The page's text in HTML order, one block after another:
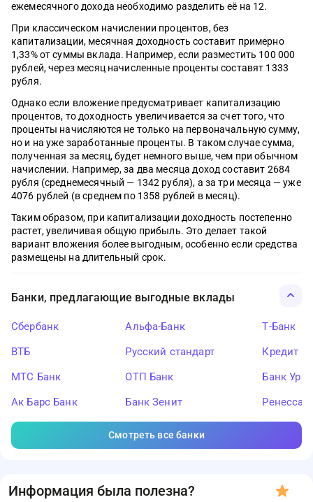
ежемесячного дохода необходимо разделить её на 12.
При классическом начислении процентов, без
капитализации, месячная доходность составит примерно
1,33% от суммы вклада. Например, если разместить 100 000
рублей, через месяц начисленные проценты составят 1333
рубля.
Однако если вложение предусматривает капитализацию
процентов, то доходность увеличивается за счет того, что
проценты начисляются не только на первоначальную сумму,
но и на уже заработанные проценты. В таком случае сумма,
полученная за месяц, будет немного выше, чем при обычном
начислении. Например, за два месяца доход составит 2684
рубля (среднемесячный — 1342 рубля), а за три месяца — уже
4076 рублей (в среднем по 1358 рублей в месяц).
Таким образом, при капитализации доходность постепенно
растет, увеличивая общую прибыль. Это делает такой
вариант вложения более выгодным, особенно если средства
размещены на длительный срок.
Банки, предлагающие выгодные вклады
Сбербанк
ВТБ
МТС Банк
Ак Барс Банк
Альфа-Банк
Русский стандарт
ОТП Банк
Банк Зенит
Т-Банк
Кредит
Банк
Смотреть все банки
Информация была полезна?